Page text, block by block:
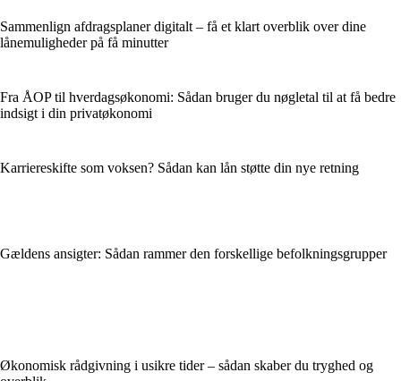
Sammenlign afdragsplaner digitalt – få et klart overblik over dine
lånemuligheder på få minutter
Fra ÅOP til hverdagsøkonomi: Sådan bruger du nøgletal til at få bedre
indsigt i din privatøkonomi
Karriereskifte som voksen? Sådan kan lån støtte din nye retning
Gældens ansigter: Sådan rammer den forskellige befolkningsgrupper
Økonomisk rådgivning i usikre tider – sådan skaber du tryghed og